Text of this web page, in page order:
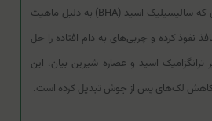
ریزش آن‌ها می‌شود، در حالی که سالیسیلیک اسید (BHA) به دلیل ماهیت
نفوذ کرده و چربی‌های به دام افتاده را حل
ترانگزامیک اسید و عصاره شیرین بیان، این
کاهش لک‌های پس از جوش تبدیل کرده است.